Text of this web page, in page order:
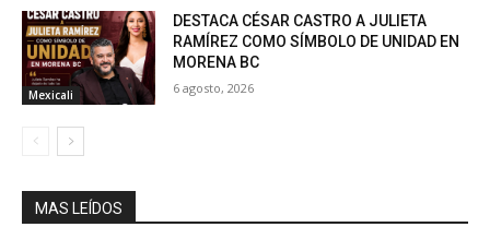
Mexicali
DESTACA CÉSAR CASTRO A JULIETA
RAMÍREZ COMO SÍMBOLO DE UNIDAD EN
MORENA BC
6 agosto, 2026
MAS LEÍDOS